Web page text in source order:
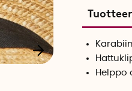
Helppo